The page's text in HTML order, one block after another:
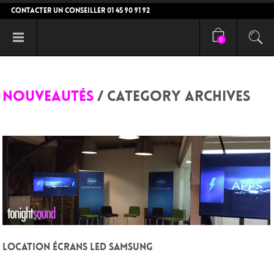
CONTACTER UN CONSEILLER 01 45 90 91 92
0
NOUVEAUTÉS / CATEGORY ARCHIVES
Location écrans LED SAMSUNG